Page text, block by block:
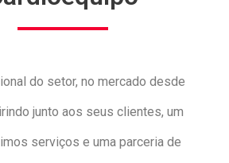
do setor, no mercado desde
junto aos seus clientes, um
serviços e uma parceria de